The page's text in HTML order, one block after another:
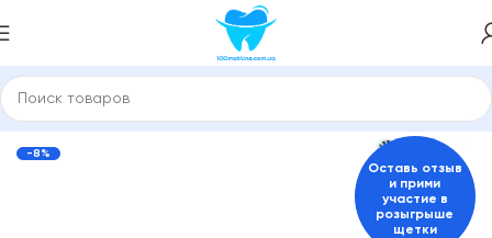
щетки Ирригаторы и зубные центры стационарные
-8%
Оставь отзыв
и прими
участие в
розыгрыше
щетки